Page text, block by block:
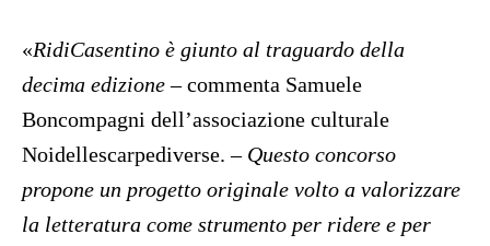
«RidiCasentino è giunto al traguardo della
decima edizione– commenta Samuele
Boncompagni dell’associazione culturale
Noidellescarpediverse. – Questo concorso
propone un progetto originale volto a valorizzare
la letteratura come strumento per ridere e per